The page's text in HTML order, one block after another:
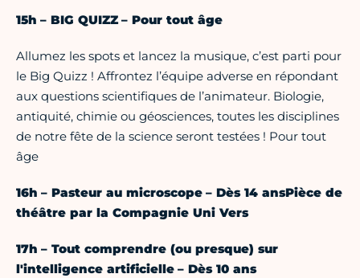
15h – BIG QUIZZ – Pour tout âge
Allumez les spots et lancez la musique, c’est parti pour
le Big Quizz ! Affrontez l’équipe adverse en répondant
aux questions scientifiques de l’animateur. Biologie,
antiquité, chimie ou géosciences, toutes les disciplines
de notre fête de la science seront testées ! Pour tout
âge
16h – Pasteur au microscope – Dès 14 ansPièce de
théâtre par la Compagnie Uni Vers
17h – Tout comprendre (ou presque) sur
l'intelligence artificielle – Dès 10 ans